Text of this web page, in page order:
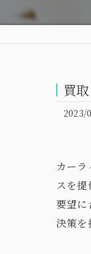
買
2023/
カー
スを
要望に
決策を